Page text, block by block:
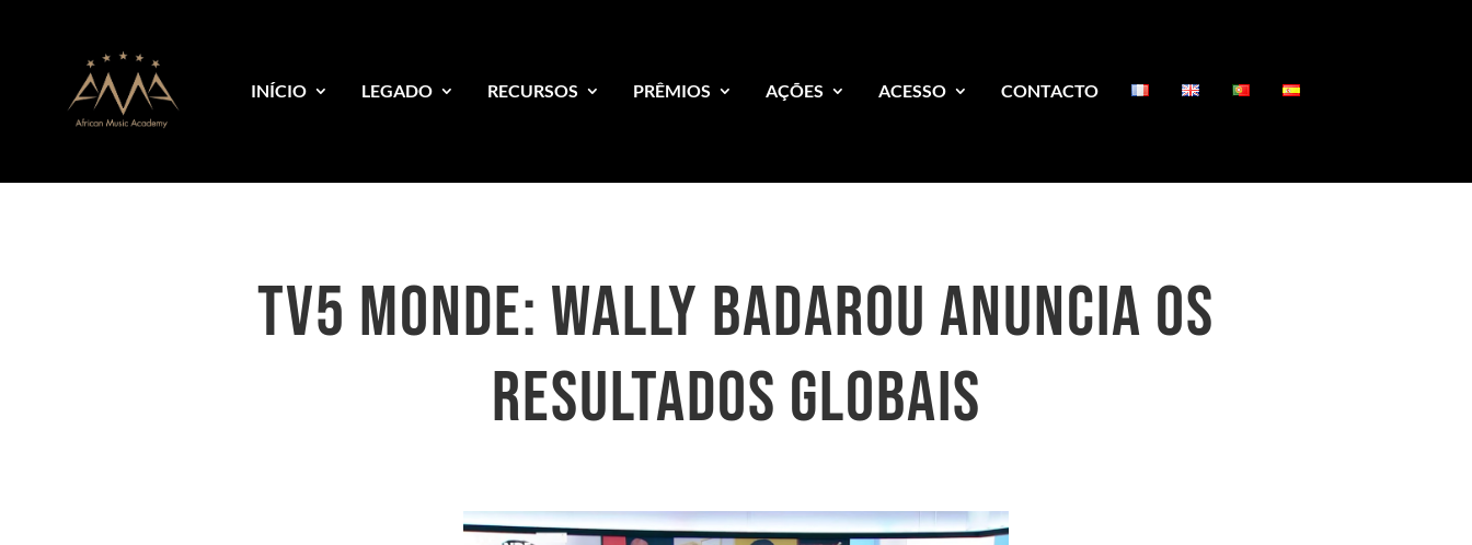
INÍCIO LEGADO RECURSOS PRÊMIOS AÇÕES ACESSO CONTACTO
TV5 MONDE: WALLY BADAROU ANUNCIA OS
RESULTADOS GLOBAIS